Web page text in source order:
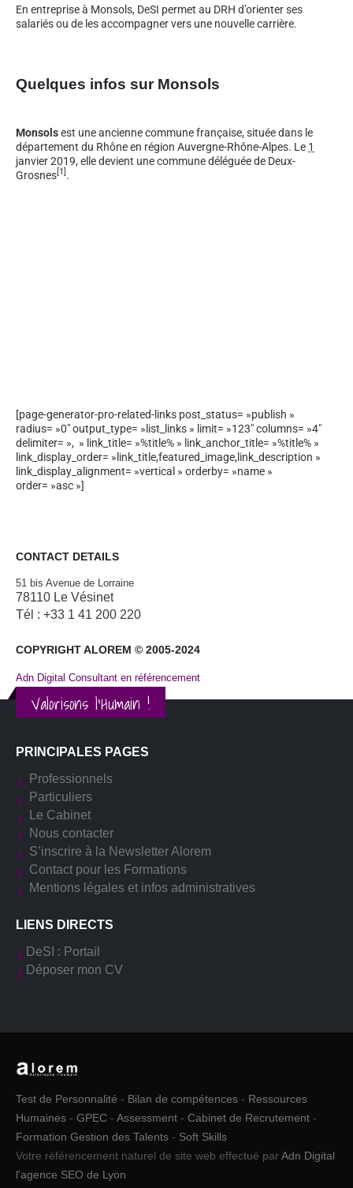
En entreprise à Monsols, DeSI permet au DRH d’orienter ses
salariés ou de les accompagner vers une nouvelle carrière.
Quelques infos sur Monsols
Monsolsest une ancienne commune française, située dans le
département du Rhône en région Auvergne-Rhône-Alpes. Le 1
janvier 2019, elle devient une commune déléguée de Deux-
Grosnes 1 .
[page-generator-pro-related-links post_status= »publish »
radius= »0″ output_type= »list_links » limit= »123″ columns= »4″
delimiter= », » link_title= »%title% » link_anchor_title= »%title% »
link_display_order= »link_title,featured_image,link_description »
link_display_alignment= »vertical » orderby= »name »
order= »asc »]
CONTACT DETAILS
51 bis Avenue de Lorraine
78110 Le Vésinet
Tél : +33 1 41 200 220
COPYRIGHT ALOREM © 2005-2024
Adn Digital Consultant en référencement
Valorisons l'Humain !
PRINCIPALES PAGES
Professionnels
Particuliers
Le Cabinet
Nous contacter
S’inscrire à la Newsletter Alorem
Contact pour les Formations
Mentions légales et infos administratives
LIENS DIRECTS
DeSI : Portail
Déposer mon CV
Test de Personnalité - Bilan de compétences - Ressources
Humaines - GPEC - Assessment - Cabinet de Recrutement -
Formation Gestion des Talents - Soft Skills
Votre référencement naturel de site web effectué parAdn Digital
l'agence SEO de Lyon